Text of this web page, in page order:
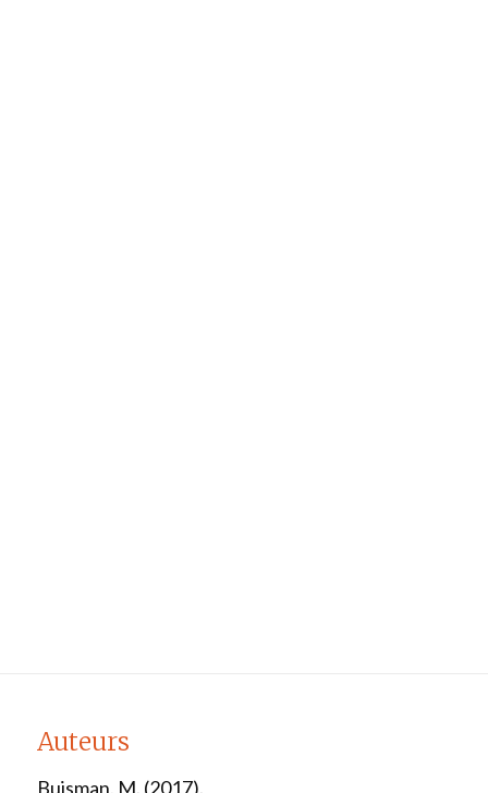
Auteurs
Buisman, M. (2017).